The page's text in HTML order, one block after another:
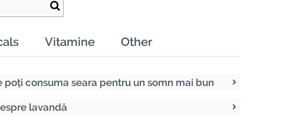
Vitamine Other
poți consuma seara pentru un somn mai bun
lavandă